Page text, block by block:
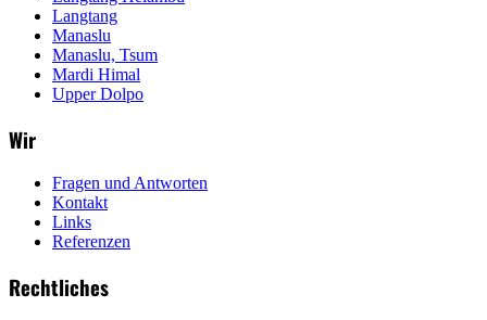
Langtang
Manaslu
Manaslu, Tsum
Mardi Himal
Upper Dolpo
Wir
Fragen und Antworten
Kontakt
Links
Referenzen
Rechtliches